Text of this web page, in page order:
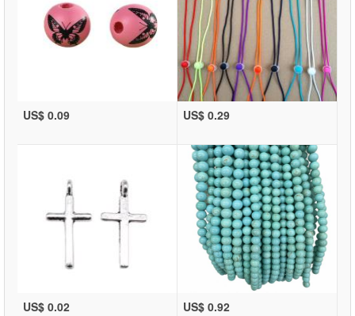
US$ 0.09 US$ 0.29
US$ 0.02 US$ 0.92